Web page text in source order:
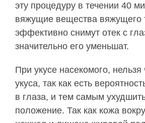
эту процедуру в течении 40
вяжущие вещества вяжущего
эффективно снимут отек с
значительно его уменьшат.
При укусе насекомого, нельзя
укуса, так как есть
в глаза, и тем самым
положение. Так как кожа